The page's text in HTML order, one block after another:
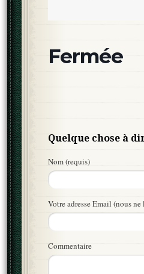
Fermée
Quelque chose à
Nom (requis)
Votre adresse Email (nous
Commentaire